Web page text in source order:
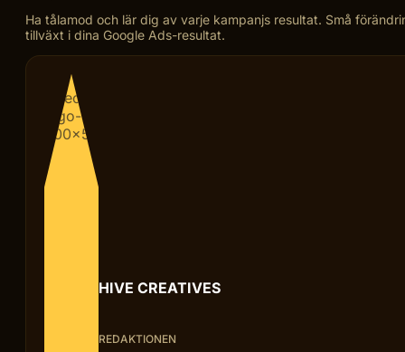
Ha tålamod och lär dig av varje kampanjs resultat. Små
tillväxt i dina Google Ads-resultat.
HIVE CREATIVES
REDAKTIONEN